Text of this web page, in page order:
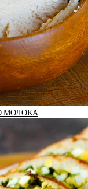
МОЛОКА